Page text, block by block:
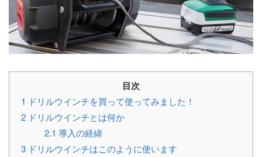
目次
1 ドリルウインチを買って使ってみました！
2 ドリルウインチとは何か
2.1 導入の経緯
3 ドリルウインチはこのように使います